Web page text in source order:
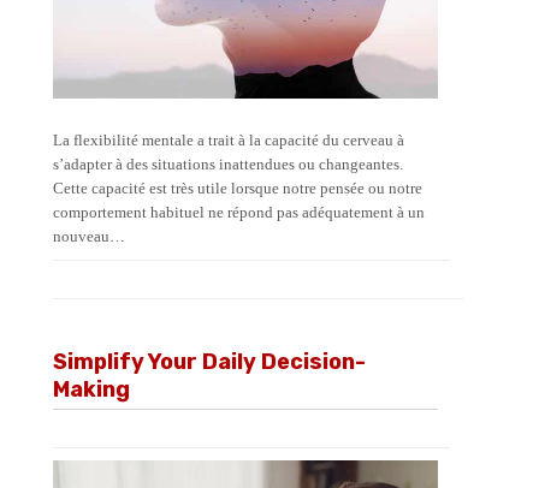
La flexibilité mentale a trait à la capacité du cerveau à
s’adapter à des situations inattendues ou changeantes.
Cette capacité est très utile lorsque notre pensée ou notre
comportement habituel ne répond pas adéquatement à un
nouveau…
Simplify Your Daily Decision-
Making